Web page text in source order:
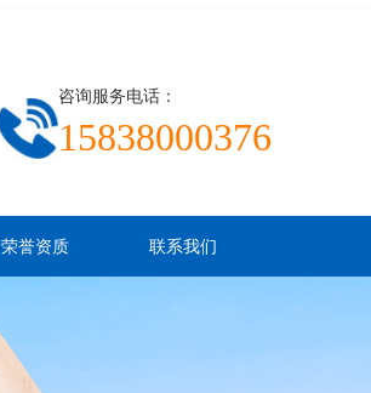
咨询服务电话：
15838000376
荣誉资质 联系我们